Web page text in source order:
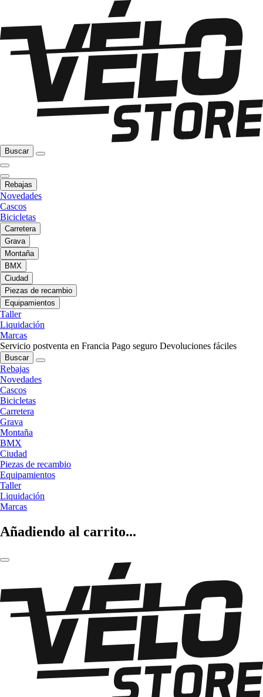
Buscar
Rebajas
Novedades
Cascos
Bicicletas
Carretera
Grava
Montaña
BMX
Ciudad
Piezas de recambio
Equipamientos
Taller
Liquidación
Marcas
Servicio postventa en Francia Pago seguro Devoluciones fáciles
Buscar
Rebajas
Novedades
Cascos
Bicicletas
Carretera
Grava
Montaña
BMX
Ciudad
Piezas de recambio
Equipamientos
Taller
Liquidación
Marcas
Añadiendo al carrito...